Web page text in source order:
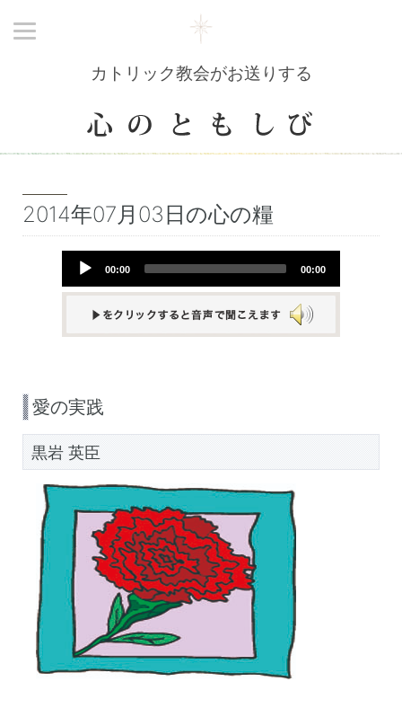
カトリック教会がお送りする
2014年07月03日の心の糧
Audio
00:00 00:00
愛の実践
黒岩 英臣